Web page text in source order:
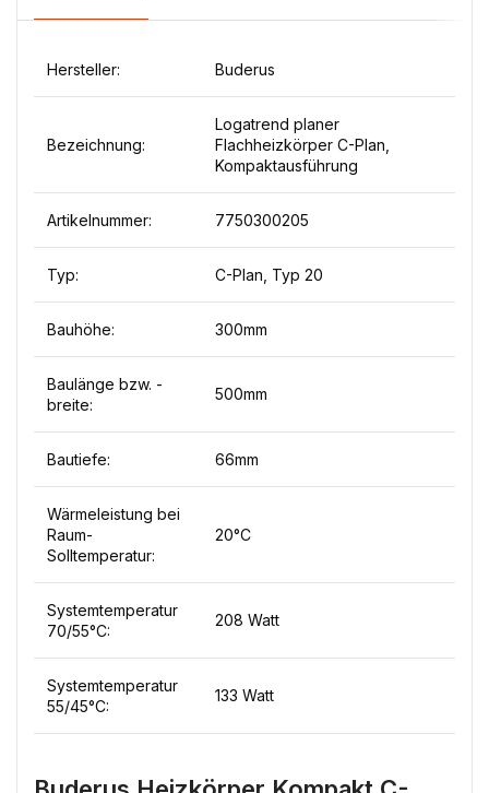
Hersteller: Buderus
Bezeichnung:
Logatrend planer
Flachheizkörper C-Plan,
Kompaktausführung
Artikelnummer: 7750300205
Typ: C-Plan, Typ 20
Bauhöhe: 300mm
Baulänge bzw. -
breite:
500mm
Bautiefe: 66mm
Wärmeleistung bei
Raum-
Solltemperatur:
20°C
Systemtemperatur
70/55°C:
208 Watt
Systemtemperatur
55/45°C:
133 Watt